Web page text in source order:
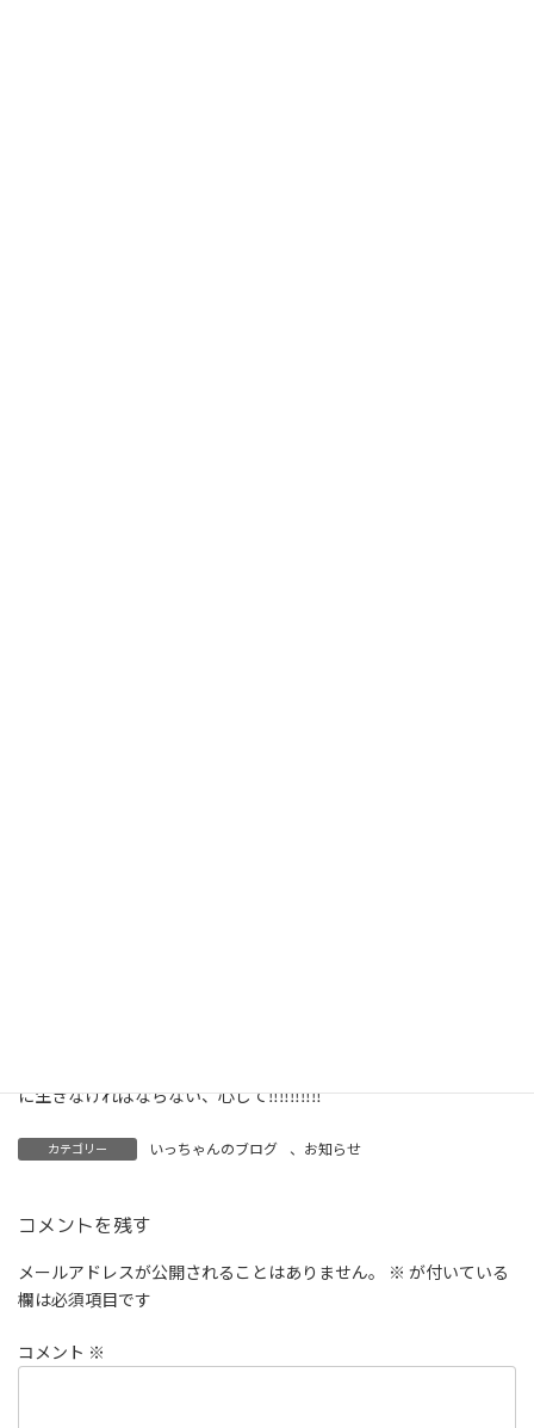
に生きなければならない、心して‼‼‼‼‼
カテゴリー いっちゃんのブログ 、 お知らせ
コメントを残す
メールアドレスが公開されることはありません。 ※ が付いている
欄は必須項目です
コメント ※